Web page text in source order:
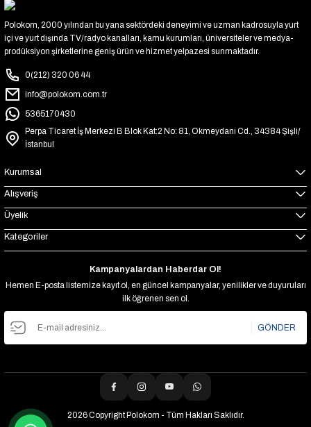
Polokom, 2000 yılından bu yana sektördeki deneyimi ve uzman kadrosuyla yurt
içi ve yurt dışında TV/radyo kanalları, kamu kurumları, üniversiteler ve medya-
prodüksiyon şirketlerine geniş ürün ve hizmet yelpazesi sunmaktadır.
0(212) 320 06 44
info@polokom.com.tr
5365170430
Perpa Ticaret İş Merkezi B Blok Kat:2 No: 81, Okmeydanı Cd., 34384 Şişli/
İstanbul
Kurumsal
Alışveriş
Üyelik
Kategoriler
Kampanyalardan Haberdar Ol!
Hemen E-posta listemize kayıt ol, en güncel kampanyalar, yenilikler ve duyuruları
ilk öğrenen sen ol.
GÖNDER
2026 Copyright Polokom - Tüm Hakları Saklıdır.